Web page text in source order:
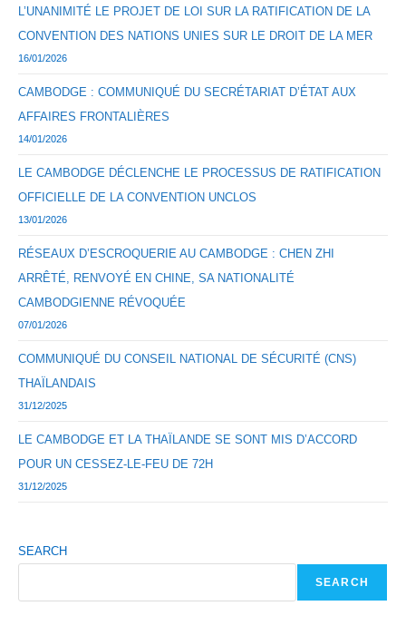
L’UNANIMITÉ LE PROJET DE LOI SUR LA RATIFICATION DE LA
CONVENTION DES NATIONS UNIES SUR LE DROIT DE LA MER
16/01/2026
CAMBODGE : COMMUNIQUÉ DU SECRÉTARIAT D’ÉTAT AUX
AFFAIRES FRONTALIÈRES
14/01/2026
LE CAMBODGE DÉCLENCHE LE PROCESSUS DE RATIFICATION
OFFICIELLE DE LA CONVENTION UNCLOS
13/01/2026
RÉSEAUX D’ESCROQUERIE AU CAMBODGE : CHEN ZHI
ARRÊTÉ, RENVOYÉ EN CHINE, SA NATIONALITÉ
CAMBODGIENNE RÉVOQUÉE
07/01/2026
COMMUNIQUÉ DU CONSEIL NATIONAL DE SÉCURITÉ (CNS)
THAÏLANDAIS
31/12/2025
LE CAMBODGE ET LA THAÏLANDE SE SONT MIS D’ACCORD
POUR UN CESSEZ-LE-FEU DE 72H
31/12/2025
SEARCH
SEARCH